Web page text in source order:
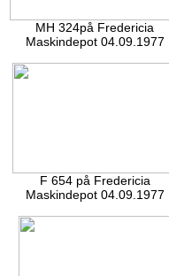
MH 324på Fredericia
Maskindepot 04.09.1977
F 654 på Fredericia
Maskindepot 04.09.1977